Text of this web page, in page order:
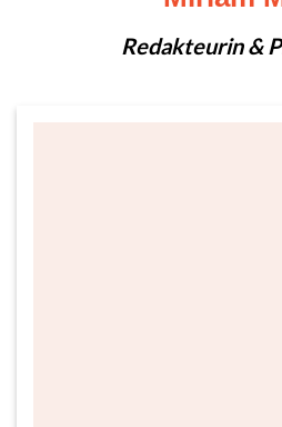
Redakteurin &